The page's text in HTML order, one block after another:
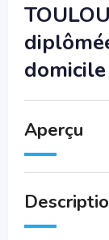
domicile
Aperçu